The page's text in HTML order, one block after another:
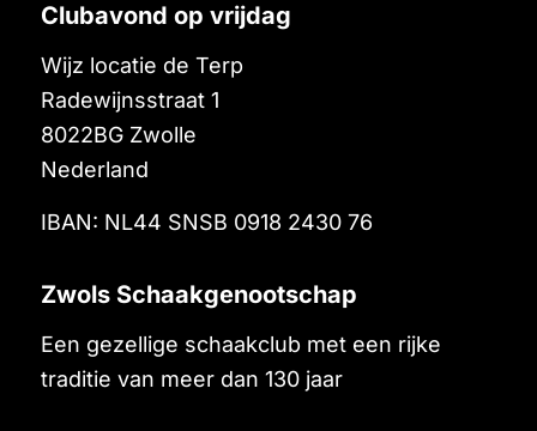
Clubavond op vrijdag
Wijz locatie de Terp
Radewijnsstraat 1
8022BG Zwolle
Nederland
IBAN: NL44 SNSB 0918 2430 76
Zwols Schaakgenootschap
Een gezellige schaakclub met een rijke
traditie van meer dan 130 jaar